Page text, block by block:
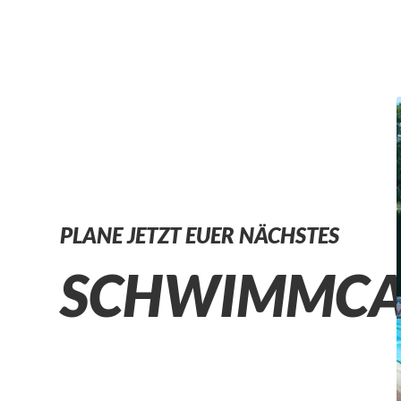
PLANE JETZT EUER NÄCHSTES